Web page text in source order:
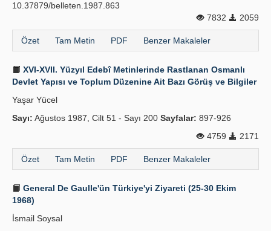
10.37879/belleten.1987.863
7832
2059
Özet Tam Metin PDF Benzer Makaleler
XVI-XVII. Yüzyıl Edebî Metinlerinde Rastlanan Osmanlı
Devlet Yapısı ve Toplum Düzenine Ait Bazı Görüş ve Bilgiler
Yaşar Yücel
Sayı: Ağustos 1987, Cilt 51 - Sayı 200 Sayfalar: 897-926
4759
2171
Özet Tam Metin PDF Benzer Makaleler
General De Gaulle'ün Türkiye'yi Ziyareti (25-30 Ekim
1968)
İsmail Soysal